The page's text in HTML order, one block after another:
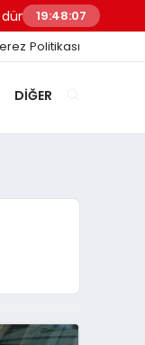
genelinde kullanıma
19:48:08
Politikası
DIĞER